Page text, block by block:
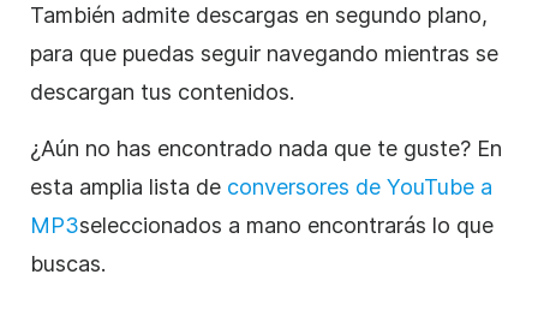
También admite descargas en segundo plano,
para que puedas seguir navegando mientras se
descargan tus contenidos.
¿Aún no has encontrado nada que te guste? En
esta amplia lista de conversores de YouTube a
MP3seleccionados a mano encontrarás lo que
buscas.